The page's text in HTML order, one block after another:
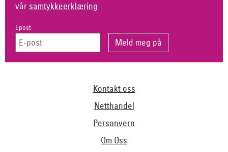
vår samtykkeerklæring
Epost
Kontakt oss
Netthandel
Personvern
Om Oss